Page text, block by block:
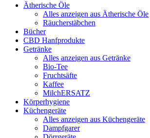
Ätherische Öle
Alles anzeigen aus Ätherische Öle
Räucherstäbchen
Bücher
CBD Hanfprodukte
Getränke
Alles anzeigen aus Getränke
Bio-Tee
Fruchtsäfte
Kaffee
MilchERSATZ
Körperhygiene
Küchengeräte
Alles anzeigen aus Küchengeräte
Dampfgarer